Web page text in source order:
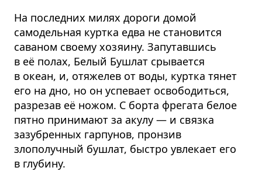
На последних милях дороги домой
самодельная куртка едва не становится
саваном своему хозяину. Запутавшись
в её полах, Белый Бушлат срывается
в океан, и, отяжелев от воды, куртка тянет
его на дно, но он успевает освободиться,
разрезав её ножом. С борта фрегата белое
пятно принимают за акулу — и связка
зазубренных гарпунов, пронзив
злополучный бушлат, быстро увлекает его
в глубину.